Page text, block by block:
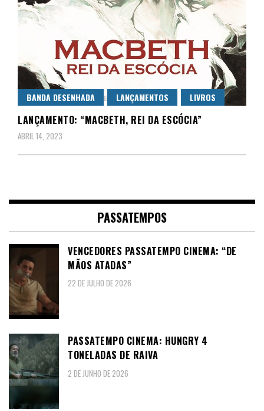
BANDA DESENHADA LANÇAMENTOS LIVROS
LANÇAMENTO: “MACBETH, REI DA ESCÓCIA”
ABRIL 14, 2023
PASSATEMPOS
VENCEDORES PASSATEMPO CINEMA: “DE
MÃOS ATADAS”
22 DE JULHO DE 2026
PASSATEMPO CINEMA: HUNGRY 4
TONELADAS DE RAIVA
2 DE JUNHO DE 2026